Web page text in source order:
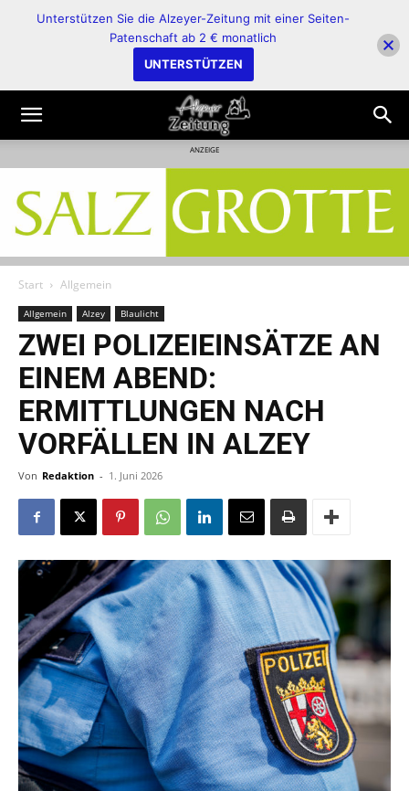
ANZEIGE
Start Allgemein
Allgemein Alzey Blaulicht
ZWEI POLIZEIEINSÄTZE AN
EINEM ABEND:
ERMITTLUNGEN NACH
VORFÄLLEN IN ALZEY
Von Redaktion - 1. Juni 2026
Unterstützen Sie die Alzeyer-Zeitung mit einer Seiten-
Patenschaft ab 2 € monatlich
UNTERSTÜTZEN